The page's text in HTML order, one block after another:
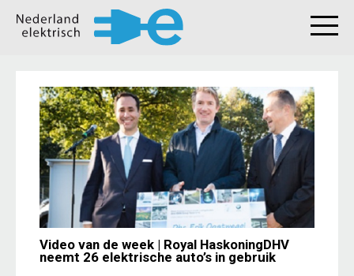
Video van de week | Royal HaskoningDHV
neemt 26 elektrische auto’s in gebruik